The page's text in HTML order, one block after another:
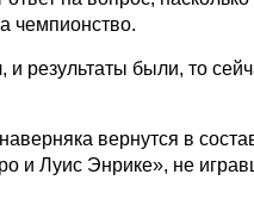
чемпионство.
результаты были, то
вернутся в
и Луис Энрике», не